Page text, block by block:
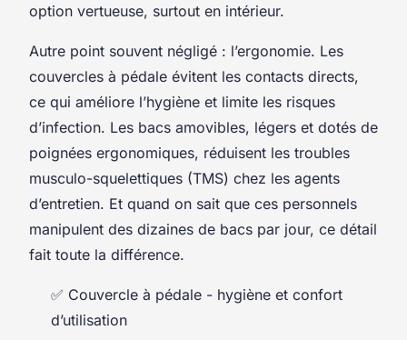
option vertueuse, surtout en intérieur.
Autre point souvent négligé : l’ergonomie. Les
couvercles à pédale évitent les contacts directs,
ce qui améliore l’hygiène et limite les risques
d’infection. Les bacs amovibles, légers et dotés de
poignées ergonomiques, réduisent les troubles
musculo-squelettiques (TMS) chez les agents
d’entretien. Et quand on sait que ces personnels
manipulent des dizaines de bacs par jour, ce détail
fait toute la différence.
✅ Couvercle à pédale - hygiène et confort
d’utilisation